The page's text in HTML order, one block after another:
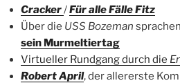
Cracker/Für alle Fälle Fitz
Über die USS Bozeman
sein Murmeltiertag
Virtueller Rundgang durch die
Robert April, der allererste